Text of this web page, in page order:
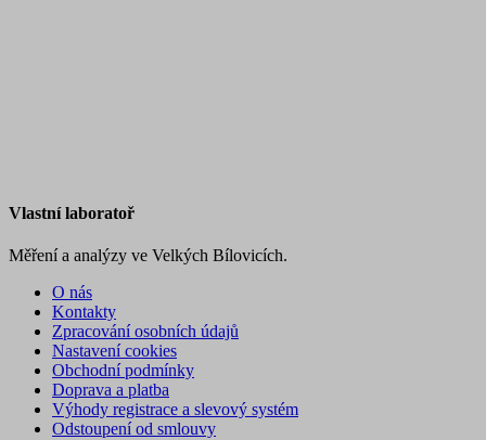
Vlastní laboratoř
Měření a analýzy ve Velkých Bílovicích.
O nás
Kontakty
Zpracování osobních údajů
Nastavení cookies
Obchodní podmínky
Doprava a platba
Výhody registrace a slevový systém
Odstoupení od smlouvy